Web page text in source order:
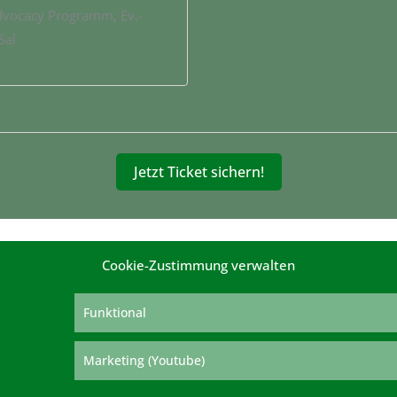
Cookie-Zustimmung verwalten
Funktional
Marketing (Youtube)
Programm, Ev.-
Jetzt Ticket sichern!